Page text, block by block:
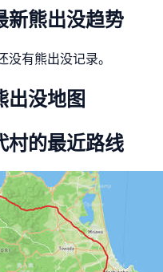
新熊出没趋势
没有熊出没记录。
出没地图
村的最近路线